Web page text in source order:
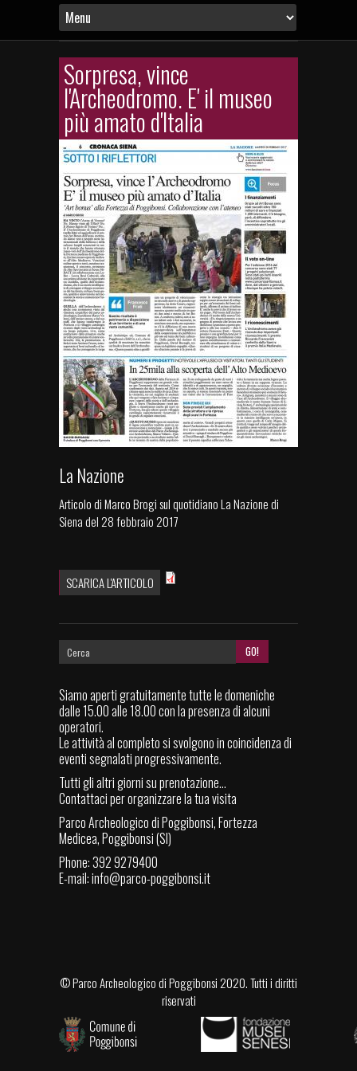
Sorpresa, vince
l'Archeodromo. E' il museo
più amato d'Italia
La Nazione
Articolo di Marco Brogi sul quotidiano La Nazione di
Siena del 28 febbraio 2017
SCARICA L'ARTICOLO
Siamo aperti gratuitamente tutte le domeniche
dalle 15.00 alle 18.00 con la presenza di alcuni
operatori.
Le attività al completo si svolgono in coincidenza di
eventi segnalati progressivamente.
Tutti gli altri giorni su prenotazione...
Contattaci per organizzare la tua visita
Parco Archeologico di Poggibonsi, Fortezza
Medicea, Poggibonsi (SI)
Phone: 392 9279400
E-mail:info@parco-poggibonsi.it
©Parco Archeologico di Poggibonsi 2020. Tutti i diritti
riservati